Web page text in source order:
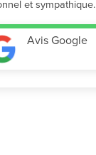
et sympathique.
Avis Google